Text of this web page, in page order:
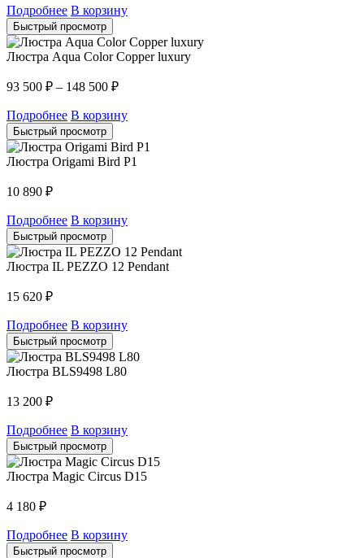
Подробнее В корзину
Быстрый просмотр
Люстра Aqua Color Copper luxury
93 500 ₽ – 148 500 ₽
Подробнее В корзину
Быстрый просмотр
Люстра Origami Bird P1
10 890 ₽
Подробнее В корзину
Быстрый просмотр
Люстра IL PEZZO 12 Pendant
15 620 ₽
Подробнее В корзину
Быстрый просмотр
Люстра BLS9498 L80
13 200 ₽
Подробнее В корзину
Быстрый просмотр
Люстра Magic Circus D15
4 180 ₽
Подробнее В корзину
Быстрый просмотр